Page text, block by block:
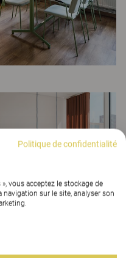
Politique de confidentialité
vous acceptez le stockage de
sur le site, analyser son